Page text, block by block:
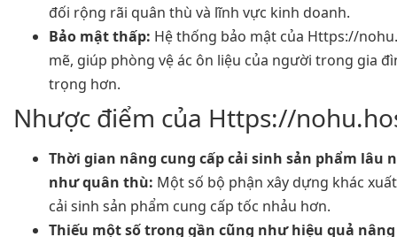
đối rộng rãi quân thù và lĩnh vực kinh doanh.
Bảo mật thấp: Hệ thống bảo mật của Https://
mẽ, giúp phòng vệ ác ôn liệu của người trong gia
trọng hơn.
Nhược điểm của Https://
Thời gian nâng cung cấp cải sinh sản phẩm lâu
như quân thù: Một số bộ phận xây dựng khác
cải sinh sản phẩm cung cấp tốc nhảu hơn.
Thiếu một số trong gần cũng như hiệu quả nâng